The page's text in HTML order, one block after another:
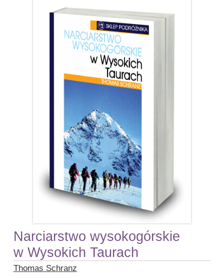
Narciarstwo wysokogórskie
w Wysokich Taurach
Thomas Schranz